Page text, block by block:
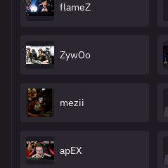
flameZ
ZywOo
mezii
apEX